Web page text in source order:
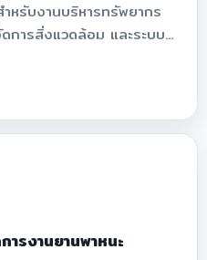
รับงานบริหารทรัพยากร
การสิ่งแวดล้อม และระบบ
ล. รองรับการแจ้งซ่อม
ลการดำเนินงาน และ
อเพิ่มประสิทธิภาพการให้
Smart Campus อย่าง
รงานยานพาหนะ